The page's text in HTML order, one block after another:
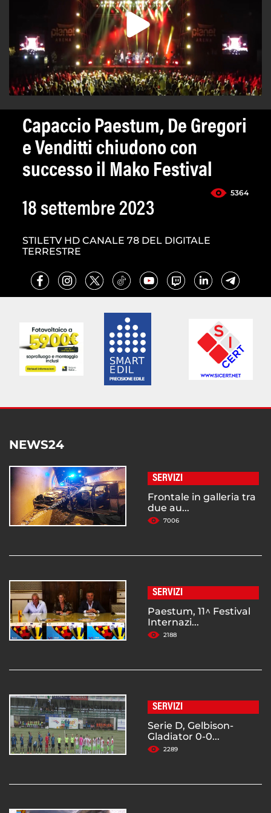
Capaccio Paestum, De Gregori
e Venditti chiudono con
successo il Mako Festival
5364
18 settembre 2023
STILETV HD CANALE 78 DEL DIGITALE
TERRESTRE
NEWS24
SERVIZI
Frontale in galleria tra
due au...
7006
SERVIZI
Paestum, 11^ Festival
Internazi...
2188
SERVIZI
Serie D, Gelbison-
Gladiator 0-0...
2289